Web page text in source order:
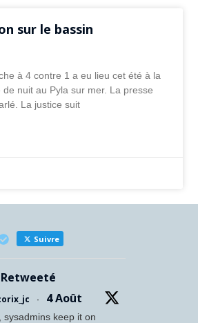
sur le bassin
à 4 contre 1 a eu lieu cet été à la
nuit au Pyla sur mer. La presse
La justice suit
Suivre
· 4 Août
sysadmins keep it on